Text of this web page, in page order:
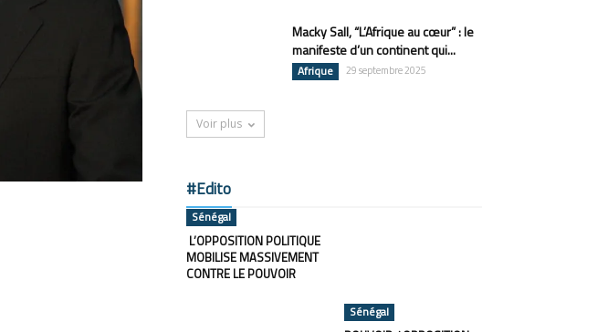
Macky Sall, “L’Afrique au cœur” : le
manifeste d’un continent qui...
Afrique 29 septembre 2025
Voir plus
#Edito
Sénégal
L’OPPOSITION POLITIQUE
MOBILISE MASSIVEMENT
CONTRE LE POUVOIR
Sénégal